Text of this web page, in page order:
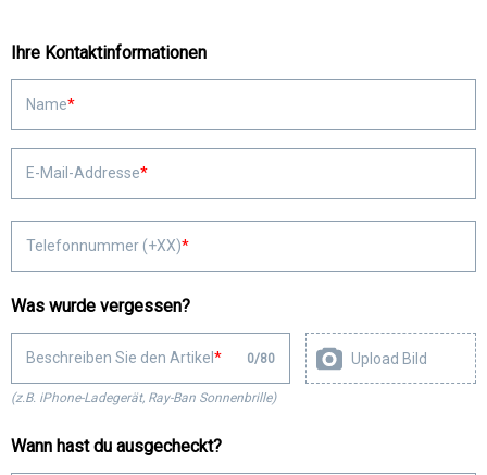
Ihre Kontaktinformationen
Name
E-Mail-Addresse
Telefonnummer (+XX)
Was wurde vergessen?
Beschreiben Sie den Artikel 0/80 Upload Bild
(z.B. iPhone-Ladegerät, Ray-Ban Sonnenbrille)
Wann hast du ausgecheckt?